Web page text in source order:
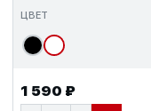
ЦВЕТ
1 590 ₽